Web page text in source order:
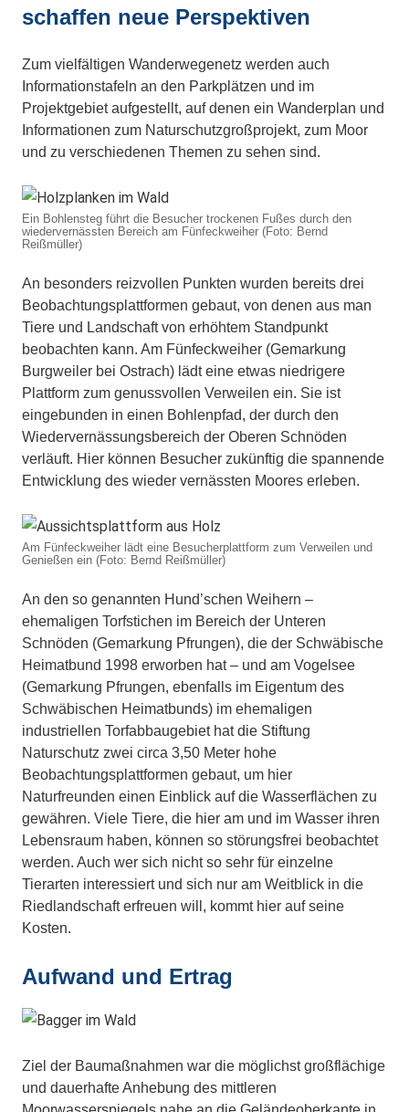
schaffen neue Perspektiven
Zum vielfältigen Wanderwegenetz werden auch
Informationstafeln an den Parkplätzen und im
Projektgebiet aufgestellt, auf denen ein Wanderplan und
Informationen zum Naturschutzgroßprojekt, zum Moor
und zu verschiedenen Themen zu sehen sind.
Ein Bohlensteg führt die Besucher trockenen Fußes durch den
wiedervernässten Bereich am Fünfeckweiher (Foto: Bernd
Reißmüller)
An besonders reizvollen Punkten wurden bereits drei
Beobachtungsplattformen gebaut, von denen aus man
Tiere und Landschaft von erhöhtem Standpunkt
beobachten kann. Am Fünfeckweiher (Gemarkung
Burgweiler bei Ostrach) lädt eine etwas niedrigere
Plattform zum genussvollen Verweilen ein. Sie ist
eingebunden in einen Bohlenpfad, der durch den
Wiedervernässungsbereich der Oberen Schnöden
verläuft. Hier können Besucher zukünftig die spannende
Entwicklung des wieder vernässten Moores erleben.
Am Fünfeckweiher lädt eine Besucherplattform zum Verweilen und
Genießen ein (Foto: Bernd Reißmüller)
An den so genannten Hund’schen Weihern –
ehemaligen Torfstichen im Bereich der Unteren
Schnöden (Gemarkung Pfrungen), die der Schwäbische
Heimatbund 1998 erworben hat – und am Vogelsee
(Gemarkung Pfrungen, ebenfalls im Eigentum des
Schwäbischen Heimatbunds) im ehemaligen
industriellen Torfabbaugebiet hat die Stiftung
Naturschutz zwei circa 3,50 Meter hohe
Beobachtungsplattformen gebaut, um hier
Naturfreunden einen Einblick auf die Wasserflächen zu
gewähren. Viele Tiere, die hier am und im Wasser ihren
Lebensraum haben, können so störungsfrei beobachtet
werden. Auch wer sich nicht so sehr für einzelne
Tierarten interessiert und sich nur am Weitblick in die
Riedlandschaft erfreuen will, kommt hier auf seine
Kosten.
Aufwand und Ertrag
Ziel der Baumaßnahmen war die möglichst großflächige
und dauerhafte Anhebung des mittleren